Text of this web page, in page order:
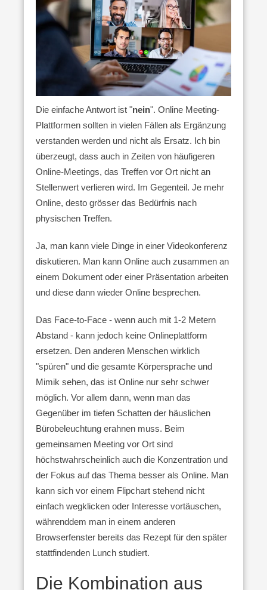
Die einfache Antwort ist "nein". Online Meeting-
Plattformen sollten in vielen Fällen als Ergänzung
verstanden werden und nicht als Ersatz. Ich bin
überzeugt, dass auch in Zeiten von häufigeren
Online-Meetings, das Treffen vor Ort nicht an
Stellenwert verlieren wird. Im Gegenteil. Je mehr
Online, desto grösser das Bedürfnis nach
physischen Treffen.
Ja, man kann viele Dinge in einer Videokonferenz
diskutieren. Man kann Online auch zusammen an
einem Dokument oder einer Präsentation arbeiten
und diese dann wieder Online besprechen.
Das Face-to-Face - wenn auch mit 1-2 Metern
Abstand - kann jedoch keine Onlineplattform
ersetzen. Den anderen Menschen wirklich
"spüren" und die gesamte Körpersprache und
Mimik sehen, das ist Online nur sehr schwer
möglich. Vor allem dann, wenn man das
Gegenüber im tiefen Schatten der häuslichen
Bürobeleuchtung erahnen muss. Beim
gemeinsamen Meeting vor Ort sind
höchstwahrscheinlich auch die Konzentration und
der Fokus auf das Thema besser als Online. Man
kann sich vor einem Flipchart stehend nicht
einfach wegklicken oder Interesse vortäuschen,
währenddem man in einem anderen
Browserfenster bereits das Rezept für den später
stattfindenden Lunch studiert.
Die Kombination aus